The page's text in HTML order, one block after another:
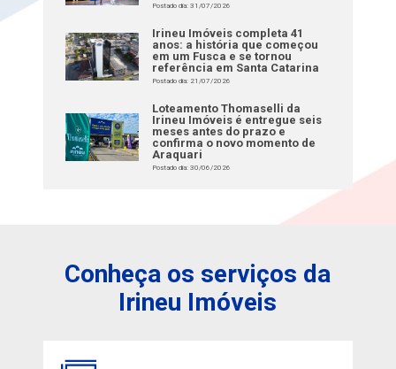
Postado dia: 31/07/2026
Irineu Imóveis completa 41
anos: a história que começou
em um Fusca e se tornou
referência em Santa Catarina
Postado dia: 21/07/2026
Loteamento Thomaselli da
Irineu Imóveis é entregue seis
meses antes do prazo e
confirma o novo momento de
Araquari
Postado dia: 30/06/2026
Conheça os serviços da
Irineu Imóveis